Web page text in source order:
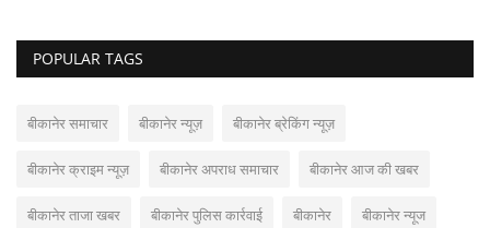
POPULAR TAGS
बीकानेर समाचार बीकानेर न्यूज़ बीकानेर ब्रेकिंग न्यूज़
बीकानेर क्राइम न्यूज़ बीकानेर अपराध समाचार बीकानेर आज की खबर
बीकानेर ताजा खबर बीकानेर पुलिस कार्रवाई बीकानेर बीकानेर न्यूज